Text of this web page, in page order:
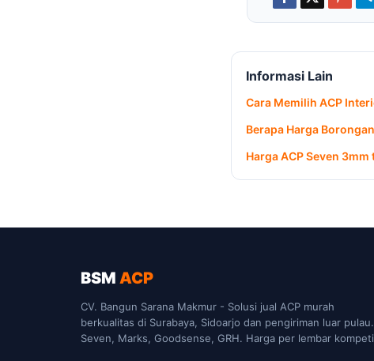
Informasi Lain
Cara Memilih ACP
Berapa Harga
Harga ACP Seven
BSM ACP
CV. Bangun Sarana Makmur - Solusi jual ACP murah
berkualitas di Surabaya, Sidoarjo dan pengiriman luar pulau.
Seven, Marks, Goodsense, GRH. Harga per lembar